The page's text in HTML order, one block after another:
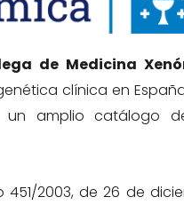
de Medicina
clínica en
un amplio catálogo
2003, de 26 de